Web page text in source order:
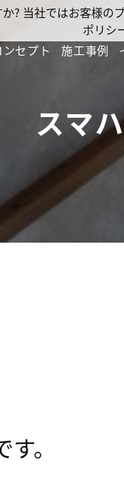
セプト 施工事例
スマ
。
? 当社ではお客様
ポリシ